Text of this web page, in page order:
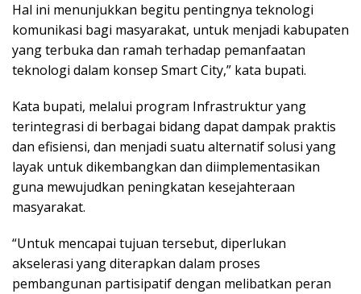
Hal ini menunjukkan begitu pentingnya teknologi
komunikasi bagi masyarakat, untuk menjadi kabupaten
yang terbuka dan ramah terhadap pemanfaatan
teknologi dalam konsep Smart City,” kata bupati.
Kata bupati, melalui program Infrastruktur yang
terintegrasi di berbagai bidang dapat dampak praktis
dan efisiensi, dan menjadi suatu alternatif solusi yang
layak untuk dikembangkan dan diimplementasikan
guna mewujudkan peningkatan kesejahteraan
masyarakat.
“Untuk mencapai tujuan tersebut, diperlukan
akselerasi yang diterapkan dalam proses
pembangunan partisipatif dengan melibatkan peran